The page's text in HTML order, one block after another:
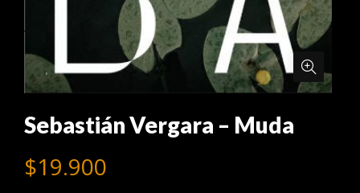
Sebastián Vergara – Muda
$19.900